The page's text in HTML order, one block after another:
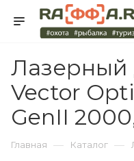
Лазерный
Vector
GenII
Главная — Каталог —